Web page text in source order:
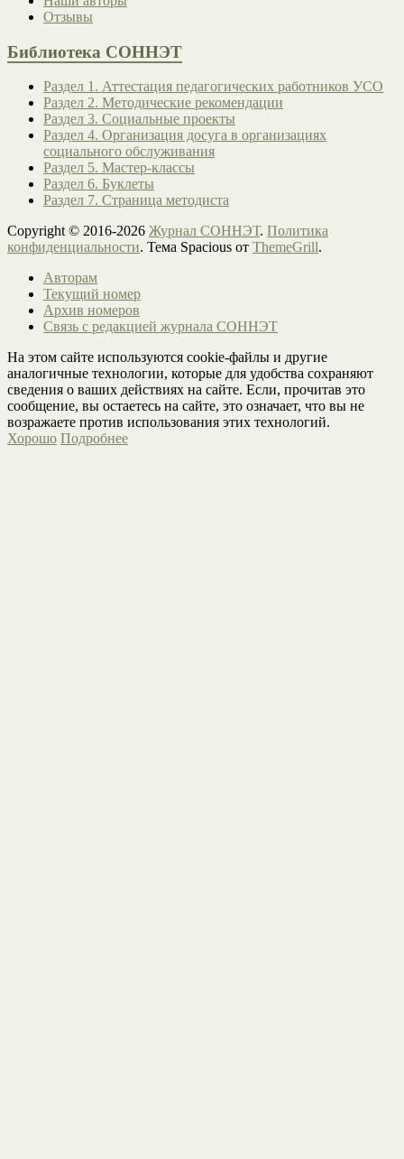
Отзывы
Библиотека СОННЭТ
Раздел 1. Аттестация педагогических работников УСО
Раздел 2. Методические рекомендации
Раздел 3. Социальные проекты
Раздел 4. Организация досуга в организациях
социального обслуживания
Раздел 5. Мастер-классы
Раздел 6. Буклеты
Раздел 7. Страница методиста
Copyright © 2016-2026 Журнал СОННЭТ. Политика
конфиденциальности. Тема Spacious от ThemeGrill.
Авторам
Текущий номер
Архив номеров
Связь с редакцией журнала СОННЭТ
На этом сайте используются cookie-файлы и другие
аналогичные технологии, которые для удобства сохраняют
сведения о ваших действиях на сайте. Если, прочитав это
сообщение, вы остаетесь на сайте, это означает, что вы не
возражаете против использования этих технологий.
Хорошо Подробнее